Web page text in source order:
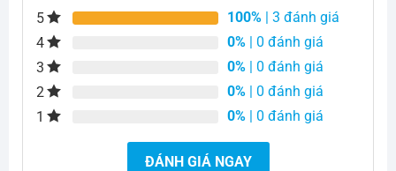
5 100% | 3 đánh giá
4
0% | 0 đánh giá
3
0% | 0 đánh giá
2
0% | 0 đánh giá
1
0% | 0 đánh giá
ĐÁNH GIÁ NGAY